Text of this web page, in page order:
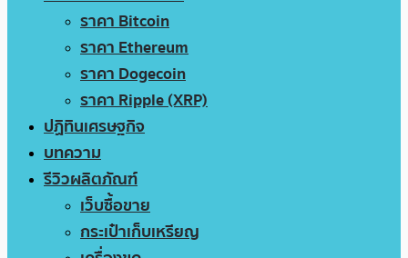
ราคา Bitcoin
ราคา Ethereum
ราคา Dogecoin
ราคา Ripple (XRP)
ปฏิทินเศรษฐกิจ
บทความ
รีวิวผลิตภัณฑ์
เว็บซื้อขาย
กระเป๋าเก็บเหรียญ